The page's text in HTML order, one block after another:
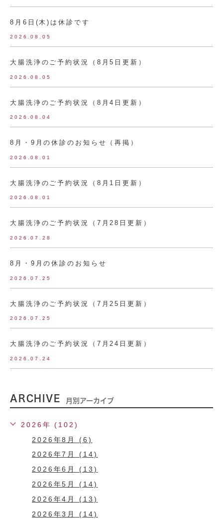
8月6日(木)は休診です
2026.08.05
大腸洗浄のご予約状況（8月5日更新）
2026.08.05
大腸洗浄のご予約状況（8月4日更新）
2026.08.04
8月・9月の休診のお知らせ（再掲）
2026.08.01
大腸洗浄のご予約状況（8月1日更新）
2026.08.01
大腸洗浄のご予約状況（7月28日更新）
2026.07.28
8月・9月の休診のお知らせ
2026.07.25
大腸洗浄のご予約状況（7月25日更新）
2026.07.25
大腸洗浄のご予約状況（7月24日更新）
2026.07.24
ARCHIVE 月別アーカイブ
2026年 (102)
2026年8月 (6)
2026年7月 (14)
2026年6月 (13)
2026年5月 (14)
2026年4月 (13)
2026年3月 (14)